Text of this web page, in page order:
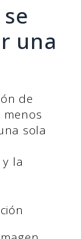
una
de
sola
la